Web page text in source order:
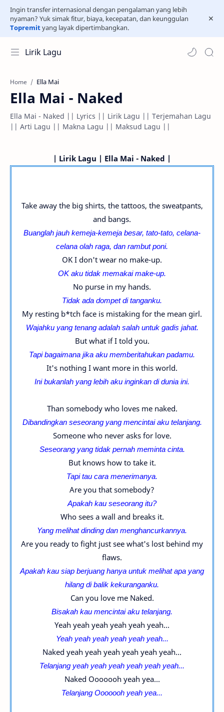
Ingin transfer internasional dengan pengalaman yang lebih
nyaman? Yuk simak fitur, biaya, kecepatan, dan keunggulan
Topremityang layak dipertimbangkan.
Lirik Lagu
Home Ella Mai
Ella Mai - Naked
Ella Mai - Naked || Lyrics || Lirik Lagu || Terjemahan Lagu
|| Arti Lagu || Makna Lagu || Maksud Lagu ||
| Lirik Lagu | Ella Mai - Naked |
Take away the big shirts, the tattoos, the sweatpants,
and bangs.
Buanglah jauh kemeja-kemeja besar, tato-tato, celana-
celana olah raga, dan rambut poni.
OK I don't wear no make-up.
OK aku tidak memakai make-up.
No purse in my hands.
Tidak ada dompet di tanganku.
My resting b*tch face is mistaking for the mean girl.
Wajahku yang tenang adalah salah untuk gadis jahat.
But what if I told you.
Tapi bagaimana jika aku memberitahukan padamu.
It's nothing I want more in this world.
Ini bukanlah yang lebih aku inginkan di dunia ini.
Than somebody who loves me naked.
Dibandingkan seseorang yang mencintai aku telanjang.
Someone who never asks for love.
Seseorang yang tidak pernah meminta cinta.
But knows how to take it.
Tapi tau cara menerimanya.
Are you that somebody?
Apakah kau seseorang itu?
Who sees a wall and breaks it.
Yang melihat dinding dan menghancurkannya.
Are you ready to fight just see what's lost behind my
flaws.
Apakah kau siap berjuang hanya untuk melihat apa yang
hilang di balik kekuranganku.
Can you love me Naked.
Bisakah kau mencintai aku telanjang.
Yeah yeah yeah yeah yeah yeah...
Yeah yeah yeah yeah yeah yeah...
Naked yeah yeah yeah yeah yeah yeah...
Telanjang yeah yeah yeah yeah yeah yeah...
Naked Ooooooh yeah yea...
Telanjang Ooooooh yeah yea...